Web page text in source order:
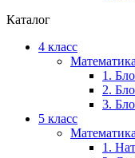
Каталог
4 класс
Математика
1.
2.
3.
5 класс
Математика
1.